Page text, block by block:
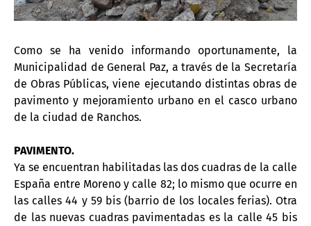
Como se ha venido informando oportunamente, la
Municipalidad de General Paz, a través de la Secretaría
de Obras Públicas, viene ejecutando distintas obras de
pavimento y mejoramiento urbano en el casco urbano
de la ciudad de Ranchos.
PAVIMENTO.
Ya se encuentran habilitadas las dos cuadras de la calle
España entre Moreno y calle 82; lo mismo que ocurre en
las calles 44 y 59 bis (barrio de los locales ferias). Otra
de las nuevas cuadras pavimentadas es la calle 45 bis